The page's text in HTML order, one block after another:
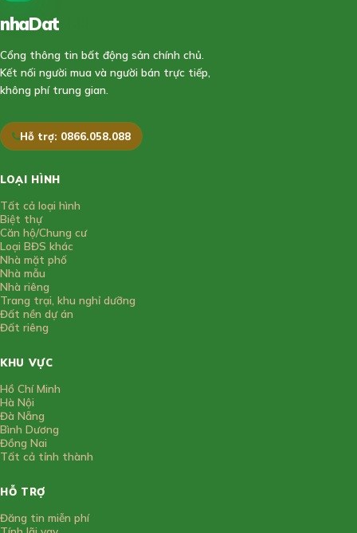
nhaDat
Cổng thông tin bất động sản chính chủ.
Kết nối người mua và người bán trực tiếp,
không phí trung gian.
Hỗ trợ: 0866.058.088
LOẠI HÌNH
Tất cả loại hình
Biệt thự
Căn hộ/Chung cư
Loại BĐS khác
Nhà mặt phố
Nhà mẫu
Nhà riêng
Trang trại, khu nghỉ dưỡng
Đất nền dự án
Đất riêng
KHU VỰC
Hồ Chí Minh
Hà Nội
Đà Nẵng
Bình Dương
Đồng Nai
Tất cả tỉnh thành
HỖ TRỢ
Đăng tin miễn phí